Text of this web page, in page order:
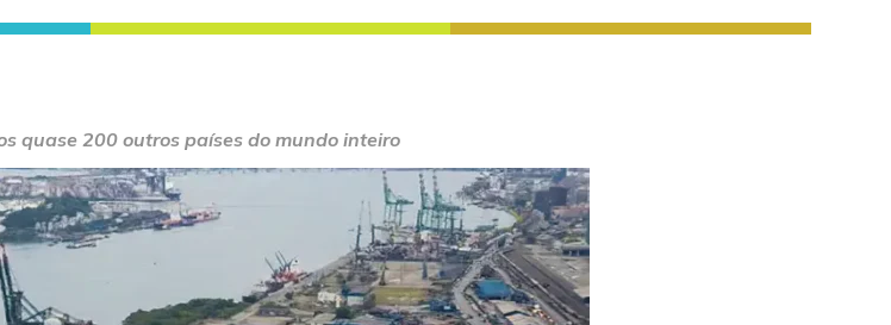
quase 200 outros países do mundo inteiro